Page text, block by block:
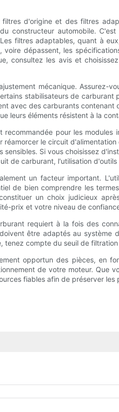
d'origine et des filtres
constructeur automobile.
filtres adaptables, quant à
dépassent, les
consultez les avis et
mécanique. Assurez-
stabilisateurs de
avec des carburants
leurs éléments résistent à la
recommandée pour les
le circuit
sensibles. Si vous choisissez
de carburant, l'utilisation
un facteur important.
de bien comprendre les
un choix judicieux
prix et votre niveau de
requiert à la fois des
être adaptés au
tenez compte du seuil de
opportun des pièces, en
de votre moteur. Que
fiables afin de préserver